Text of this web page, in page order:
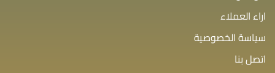
اراء العملاء
سياسة الخصوصية
اتصل بنا